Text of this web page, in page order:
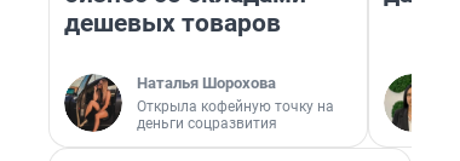
дешевых товаров
Наталья Шорохова
Открыла кофейную точку на
деньги соцразвития